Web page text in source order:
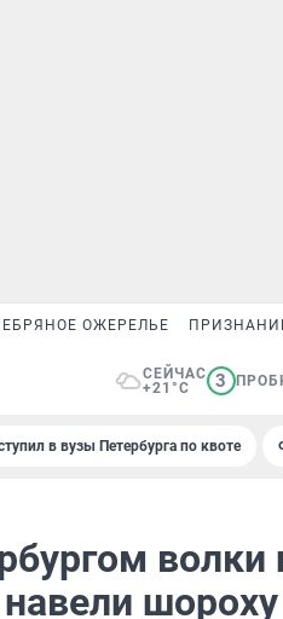
ОЖЕРЕЛЬЕ
СЕЙЧАС
+21°C
3
в вузы Петербурга по квоте
волки